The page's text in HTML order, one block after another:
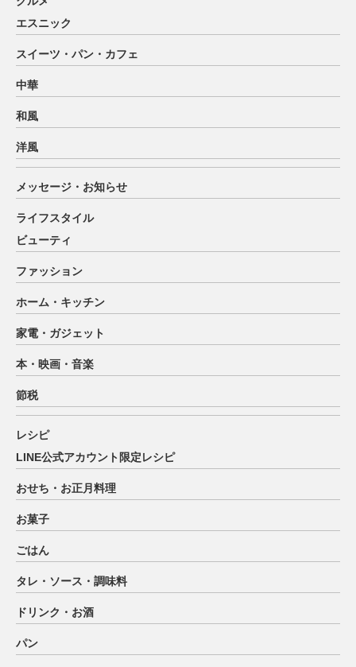
エスニック
スイーツ・パン・カフェ
中華
和風
洋風
メッセージ・お知らせ
ライフスタイル
ビューティ
ファッション
ホーム・キッチン
家電・ガジェット
本・映画・音楽
節税
レシピ
LINE公式アカウント限定レシピ
おせち・お正月料理
お菓子
ごはん
タレ・ソース・調味料
ドリンク・お酒
パン